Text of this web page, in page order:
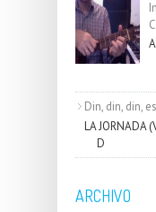
Din, din, din,
LA
D E7 A
ARCHIVO